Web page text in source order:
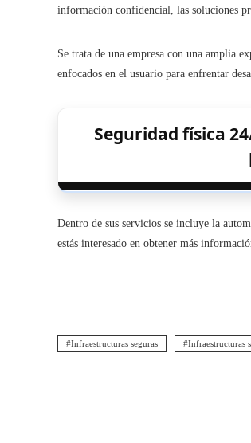
información confidencial, las soluciones
Se trata de una empresa con una amplia
enfocados en el usuario para enfrentar
Seguridad física
Dentro de sus servicios se incluye la
estás interesado en obtener más
Infraestructuras seguras Infraestructuras